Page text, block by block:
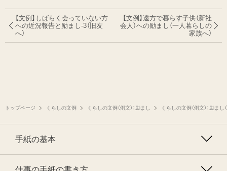
【文例】しばらく会っていない方
への近況報告と励まし-3（旧友
へ）
【文例】遠方で暮らす子供（新社
会人）への励まし（一人暮らしの
家族へ）
トップページ くらしの文例 くらしの文例（例文）：励まし くらしの文例（例文）：励ま
手紙の基本